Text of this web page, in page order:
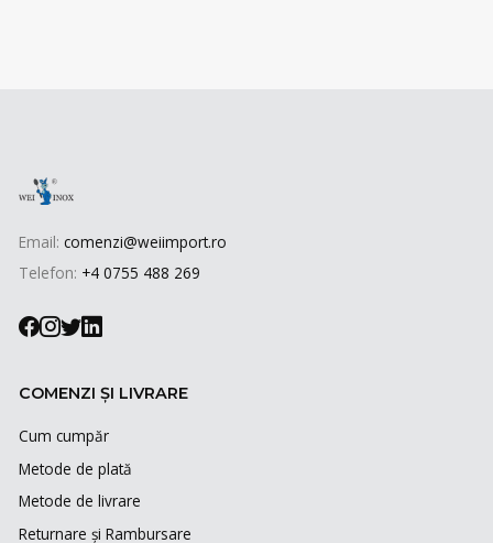
Email: comenzi@weiimport.ro
Telefon: +4 0755 488 269
COMENZI ȘI LIVRARE
Cum cumpăr
Metode de plată
Metode de livrare
Returnare și Rambursare